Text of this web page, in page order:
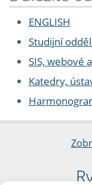
ENGLISH
Studijní
SIS, webové
Katedry,